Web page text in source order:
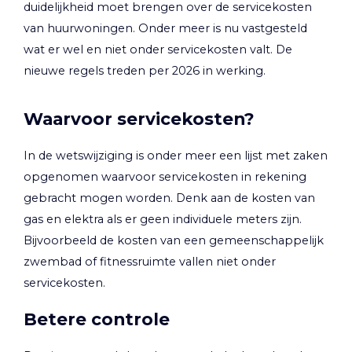
duidelijkheid moet brengen over de servicekosten
van huurwoningen. Onder meer is nu vastgesteld
wat er wel en niet onder servicekosten valt. De
nieuwe regels treden per 2026 in werking.
Waarvoor servicekosten?
In de wetswijziging is onder meer een lijst met zaken
opgenomen waarvoor servicekosten in rekening
gebracht mogen worden. Denk aan de kosten van
gas en elektra als er geen individuele meters zijn.
Bijvoorbeeld de kosten van een gemeenschappelijk
zwembad of fitnessruimte vallen niet onder
servicekosten.
Betere controle